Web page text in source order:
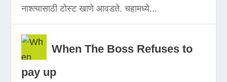
नाश्त्यासाठी टोस्ट खाणे आवडते. चहामध्ये...
When The Boss Refuses to
pay up